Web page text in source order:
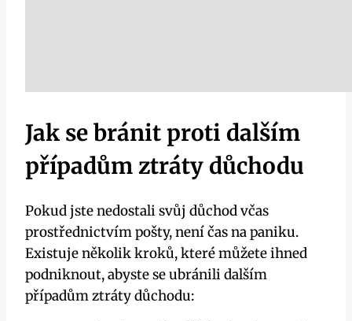
Jak se bránit proti dalším
případům ztráty důchodu
Pokud jste nedostali svůj důchod včas
prostřednictvím⁢ pošty, není čas ⁣na paniku.
Existuje několik kroků, ⁢které můžete ⁣ihned
podniknout, abyste se ubránili dalším
případům ztráty důchodu: